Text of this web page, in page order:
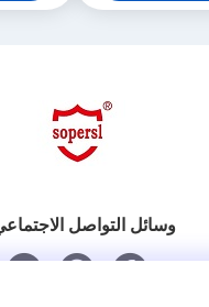
وسائل التواصل الاجتماعي